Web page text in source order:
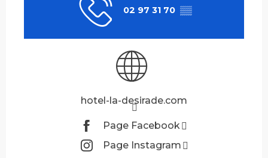
02 97 31 70 ▒▒
hotel-la-desirade.com
Page Facebook
Page Instagram